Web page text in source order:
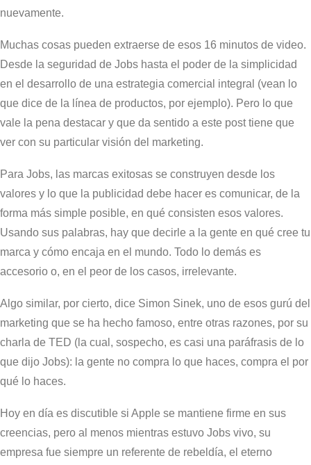
nuevamente.
Muchas cosas pueden extraerse de esos 16 minutos de video.
Desde la seguridad de Jobs hasta el poder de la simplicidad
en el desarrollo de una estrategia comercial integral (vean lo
que dice de la línea de productos, por ejemplo). Pero lo que
vale la pena destacar y que da sentido a este post tiene que
ver con su particular visión del marketing.
Para Jobs, las marcas exitosas se construyen desde los
valores y lo que la publicidad debe hacer es comunicar, de la
forma más simple posible, en qué consisten esos valores.
Usando sus palabras, hay que decirle a la gente en qué cree tu
marca y cómo encaja en el mundo. Todo lo demás es
accesorio o, en el peor de los casos, irrelevante.
Algo similar, por cierto, dice Simon Sinek, uno de esos gurú del
marketing que se ha hecho famoso, entre otras razones, por su
charla de TED (la cual, sospecho, es casi una paráfrasis de lo
que dijo Jobs): la gente no compra lo que haces, compra el por
qué lo haces.
Hoy en día es discutible si Apple se mantiene firme en sus
creencias, pero al menos mientras estuvo Jobs vivo, su
empresa fue siempre un referente de rebeldía, el eterno